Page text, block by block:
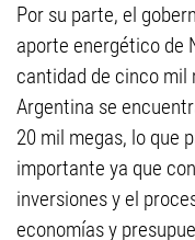
Por su parte, el
aporte energético de
cantidad de cinco mil
Argentina se
20 mil megas, lo que
importante ya que
inversiones y el
economías y